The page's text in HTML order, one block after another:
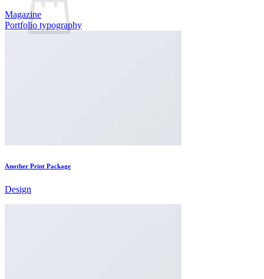
Magazine
Portfolio typography
Another Print Package
Design